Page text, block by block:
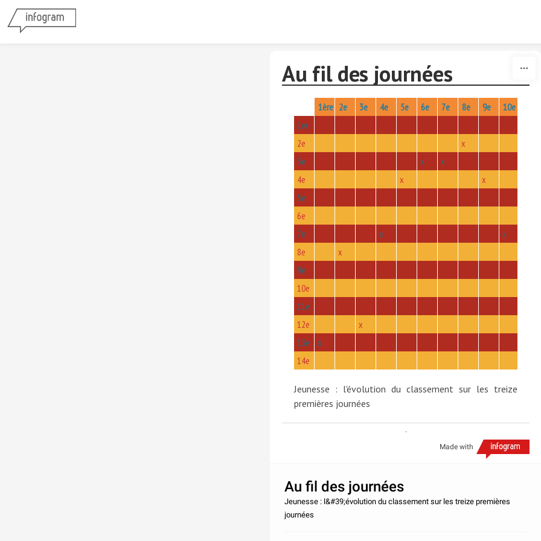
Au fil des journées
1ère 2e 3e 4e 5e 6e 7e 8e 9e 10e
1er
2e
x
3e
x x
4e
x
x
5e
6e
7e
x
x
8e
x
9e
10e
11e
12e
x
13e
x
14e
Jeunesse : l'évolution du classement sur les treize
premières journées
.
Made with
Au fil des journées
Jeunesse : l&#39;évolution du classement sur les treize premières
journées